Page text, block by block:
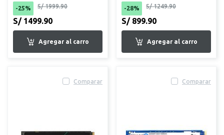
-25% S/ 1999.90
S/ 1499.90
-28% S/ 1249.90
S/ 899.90
Comparar Comparar